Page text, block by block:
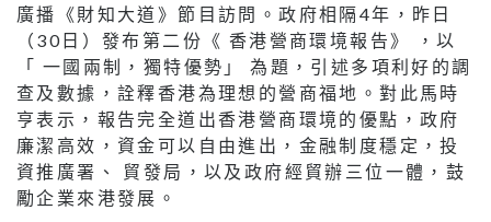
廣播《財知大道》節目訪問。政府相隔4年，昨日
（30日）發布第二份《 香港營商環境報告》 ，以
「 一國兩制，獨特優勢」 為題，引述多項利好的調
查及數據，詮釋香港為理想的營商福地。對此馬時
亨表示，報告完全道出香港營商環境的優點，政府
廉潔高效，資金可以自由進出，金融制度穩定，投
資推廣署、 貿發局，以及政府經貿辦三位一體，鼓
勵企業來港發展。